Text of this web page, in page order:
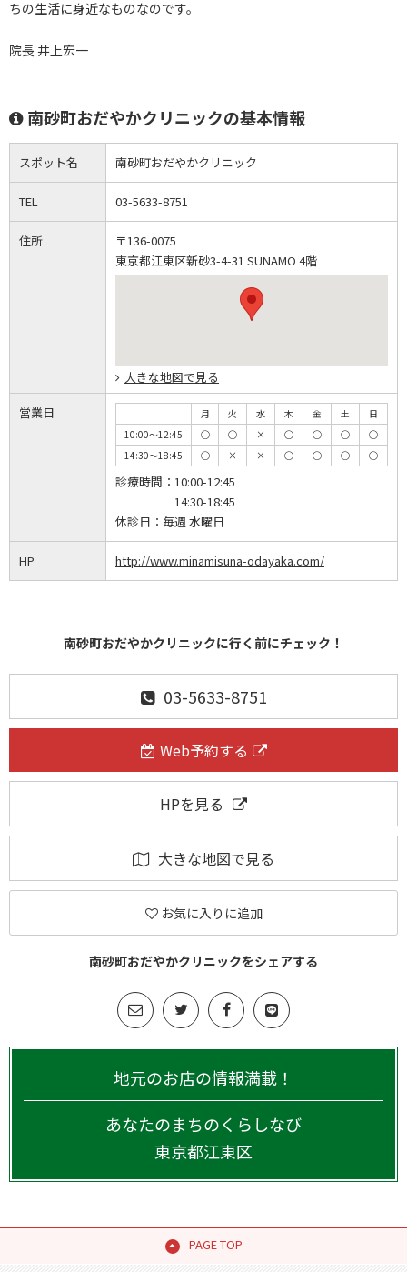
ちの生活に身近なものなのです。
院長 井上宏一
南砂町おだやかクリニックの基本情報
スポット名 南砂町おだやかクリニック
TEL 03-5633-8751
住所
〒136-0075
東京都江東区新砂3-4-31 SUNAMO 4階
大きな地図で見る
営業日 月 火 水 木 金 土
日
10:00～12:45
◯ ◯ × ◯ ◯ ◯
◯
14:30～18:45
◯ × × ◯ ◯ ◯ ◯
診療時間： 10:00-12:45
14:30-18:45
休診日： 毎週 水曜日
HP http://www.minamisuna-odayaka.com/
南砂町おだやかクリニックに行く前にチェック！
03-5633-8751
Web予約する
HPを見る
大きな地図で見る
お気に入りに追加
南砂町おだやかクリニックをシェアする
地元のお店の情報満載！
あなたのまちのくらしなび
東京都江東区
PAGE TOP